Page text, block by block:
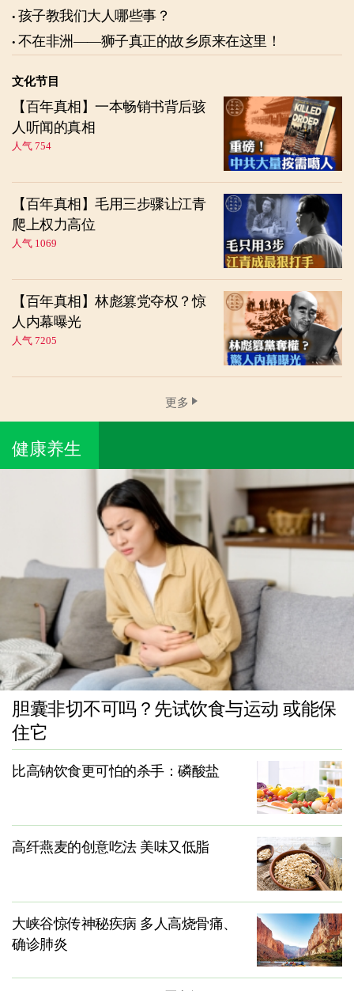
孩子教我们大人哪些事？
不在非洲——狮子真正的故乡原来在这里！
文化节目
【百年真相】一本畅销书背后骇
人听闻的真相
人气 754
【百年真相】毛用三步骤让江青
爬上权力高位
人气 1069
【百年真相】林彪篡党夺权？惊
人内幕曝光
人气 7205
更多
健康养生
胆囊非切不可吗？先试饮食与运动 或能保
住它
比高钠饮食更可怕的杀手：磷酸盐
高纤燕麦的创意吃法 美味又低脂
大峡谷惊传神秘疾病 多人高烧骨痛、
确诊肺炎